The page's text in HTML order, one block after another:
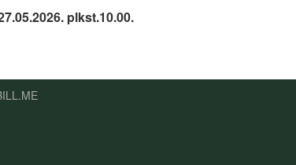
plkst.10.00.